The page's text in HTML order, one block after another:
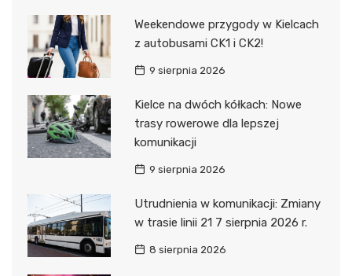
Weekendowe przygody w Kielcach
z autobusami CK1 i CK2!
9 sierpnia 2026
Kielce na dwóch kółkach: Nowe
trasy rowerowe dla lepszej
komunikacji
9 sierpnia 2026
Utrudnienia w komunikacji: Zmiany
w trasie linii 21 7 sierpnia 2026 r.
8 sierpnia 2026